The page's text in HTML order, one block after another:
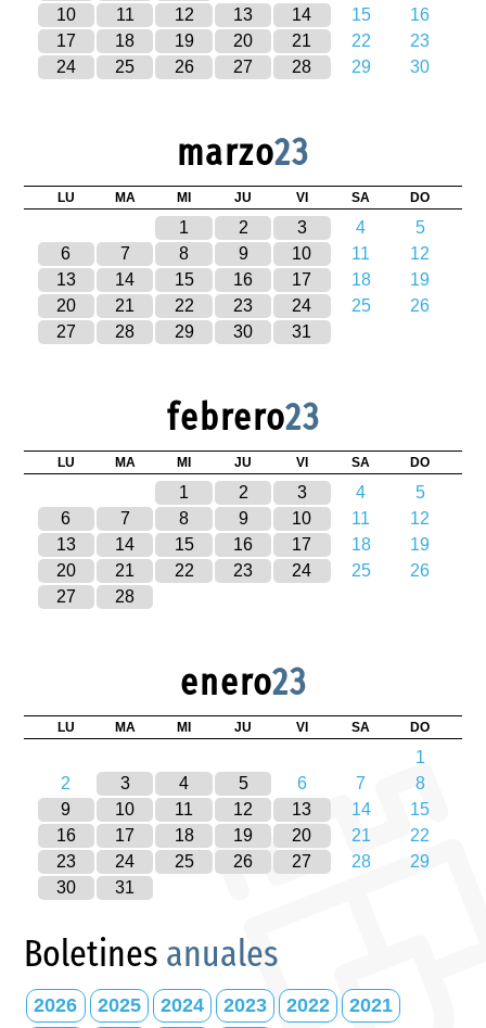
10
11 12 13 14 15
16
17
18 19 20 21 22
23
24
25 26 27 28 29 30
marzo23
LU MA MI JU VI SA DO
1 2 3 4
5
6
7 8 9 10 11
12
13
14 15 16 17 18
19
20
21 22 23 24 25
26
27
28 29 30 31
febrero23
LU MA MI JU VI SA DO
1 2 3 4
5
6
7 8 9 10 11
12
13
14 15 16 17 18
19
20
21 22 23 24 25
26
27
28
enero23
LU MA MI JU VI SA DO
1
2
3 4 5 6 7
8
9
10 11 12 13 14
15
16
17 18 19 20 21
22
23
24 25 26 27 28
29
30
31
Boletines anuales
2026 2025 2024 2023 2022 2021